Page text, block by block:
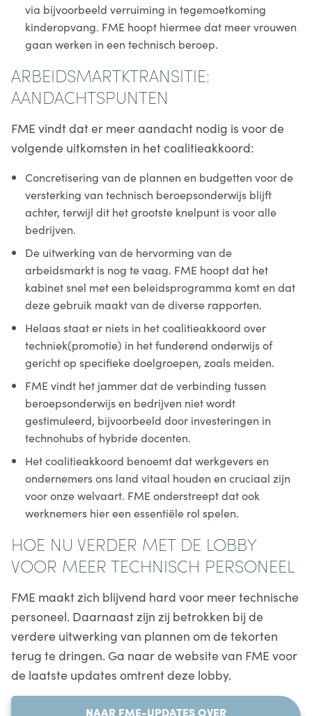
via bijvoorbeeld verruiming in tegemoetkoming
kinderopvang. FME hoopt hiermee dat meer vrouwen
gaan werken in een technisch beroep.
ARBEIDSMARTKTRANSITIE:
AANDACHTSPUNTEN
FME vindt dat er meer aandacht nodig is voor de
volgende uitkomsten in het coalitieakkoord:
Concretisering van de plannen en budgetten voor de
versterking van technisch beroepsonderwijs blijft
achter, terwijl dit het grootste knelpunt is voor alle
bedrijven.
De uitwerking van de hervorming van de
arbeidsmarkt is nog te vaag. FME hoopt dat het
kabinet snel met een beleidsprogramma komt en dat
deze gebruik maakt van de diverse rapporten.
Helaas staat er niets in het coalitieakkoord over
techniek(promotie) in het funderend onderwijs of
gericht op specifieke doelgroepen, zoals meiden.
FME vindt het jammer dat de verbinding tussen
beroepsonderwijs en bedrijven niet wordt
gestimuleerd, bijvoorbeeld door investeringen in
technohubs of hybride docenten.
Het coalitieakkoord benoemt dat werkgevers en
ondernemers ons land vitaal houden en cruciaal zijn
voor onze welvaart. FME onderstreept dat ook
werknemers hier een essentiële rol spelen.
HOE NU VERDER MET DE LOBBY
VOOR MEER TECHNISCH PERSONEEL
FME maakt zich blijvend hard voor meer technische
personeel. Daarnaast zijn zij betrokken bij de
verdere uitwerking van plannen om de tekorten
terug te dringen. Ga naar de website van FME voor
de laatste updates omtrent deze lobby.
NAAR FME-UPDATES OVER